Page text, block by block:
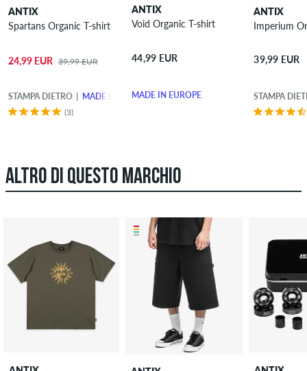
ANTIX
Spartans Organic T-shirt
24,99 EUR 39,99 EUR
STAMPA DIETRO
MADE IN EUROPE
(3)
ANTIX
Void Organic T-shirt
44,99 EUR
MADE IN EUROPE
ANTIX
Imperium
39,99 EUR
STAMPA
ALTRO DI QUESTO MARCHIO